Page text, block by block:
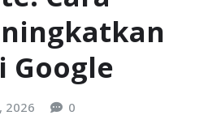
Google
2026 0